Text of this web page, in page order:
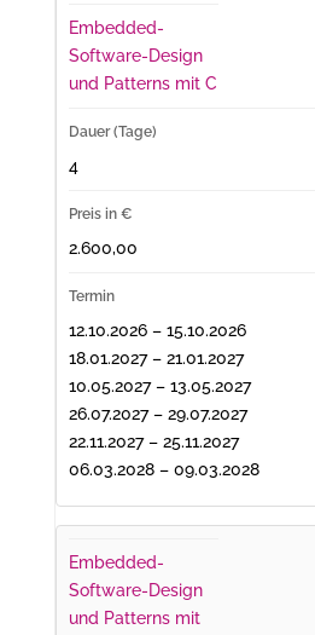
Embedded-
Software-Design
und Patterns mit C
4
2.600,00
12.10.2026 – 15.10.2026
18.01.2027 – 21.01.2027
10.05.2027 – 13.05.2027
26.07.2027 – 29.07.2027
22.11.2027 – 25.11.2027
06.03.2028 – 09.03.2028
Embedded-
Software-Design
und Patterns mit